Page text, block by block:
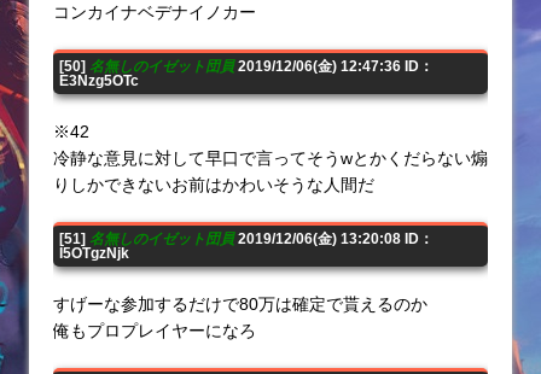
コンカイナベデナイノカー
[50] 名無しのイゼット団員2019/12/06(金) 12:47:36 ID：
E3Nzg5OTc
※42
冷静な意見に対して早口で言ってそうwとかくだらない煽
りしかできないお前はかわいそうな人間だ
[51] 名無しのイゼット団員2019/12/06(金) 13:20:08 ID：
I5OTgzNjk
すげーな参加するだけで80万は確定で貰えるのか
俺もプロプレイヤーになろ